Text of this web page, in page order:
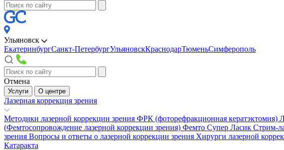
Ульяновск
ЕкатеринбургСанкт-ПетербургУльяновскКраснодарТюменьСимферополь
Отмена
Услуги О центре
Лазерная коррекция зрения
Методики лазерной коррекции зрения ФРК (фоторефракционная кератэктомия)
(Фемтосопровождение лазерной коррекции зрения) Фемто Супер Ласик Стрим-
зрения Вопросы и ответы о лазерной коррекции зрения Хирурги лазерной
Катаракта